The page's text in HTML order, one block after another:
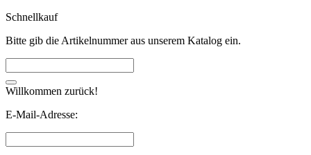
Schnellkauf
Bitte gib die Artikelnummer aus unserem Katalog ein.
Willkommen zurück!
E-Mail-Adresse: